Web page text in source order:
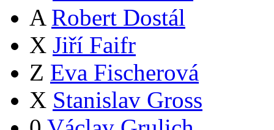
A Robert Dostál
X Jiří Faifr
Z Eva Fischerová
X Stanislav Gross